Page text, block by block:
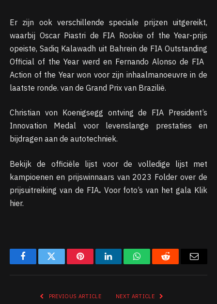
Er zijn ook verschillende speciale prijzen uitgereikt,
waarbij Oscar Piastri de FIA ​​Rookie of the Year-prijs
opeiste, Sadiq Kalawadh uit Bahrein de FIA ​​Outstanding
Official of the Year werd en Fernando Alonso de FIA ​​
Action of the Year won voor zijn inhaalmanoeuvre in de
laatste ronde. van de Grand Prix van Brazilië.
Christian von Koenigsegg ontving de FIA ​​President’s
Innovation Medal voor levenslange prestaties en
bijdragen aan de autotechniek.
Bekijk de officiële lijst voor de volledige lijst met
kampioenen en prijswinnaars van 2023 Folder over de
prijsuitreiking van de FIA. Voor foto’s van het gala Klik
hier.
FacebookTwitter PinterestLinkedInWhatsAppReddit Email
PREVIOUS ARTICLE NEXT ARTICLE